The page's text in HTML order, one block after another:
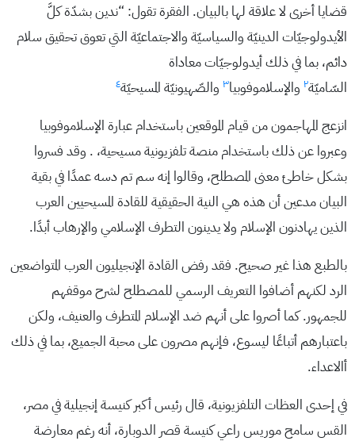
قضايا أخرى لا علاقة لها بالبيان. الفقرة تقول: “ندين بشدّة كلَّ
الأيدولوجيّات الدينيّة والسياسيّة والاجتماعيّة التي تعوق تحقيق سلام
دائم، بما في ذلك أيدولوجيّات معاداة
السّاميّة٢ والإسلاموفوبيا٣ والصّهيونيّة المسيحيّة٤
انزعج المهاجمون من قيام الموقعين باستخدام عبارة الإسلاموفوبيا
وعبروا عن ذلك باستخدام منصة تلفزيونية مسيحية، . وقد فسروا
بشكل خاطئ معنى المصطلح، وقالوا إنه سم تم دسه عمدًا في بقية
البيان مدعين أن هذه هي النية الحقيقية للقادة المسيحيين العرب
الذين يهادنون الإسلام ولا يدينون التطرف الإسلامي والإرهاب أبدًا.
بالطبع هذا غير صحيح. فقد رفض القادة الإنجيليون العرب المتواضعين
الرد لكنهم أضافوا التعريف الرسمي للمصطلح لشرح موقفهم
للجمهور. كما أصروا على أنهم ضد الإسلام المتطرف والعنيف، ولكن
باعتبارهم أتباعًا ليسوع، فإنهم مصرون على محبة الجميع، بما في ذلك
أالاعداء.
في إحدى العظات التلفزيونية، قال رئيس أكبر كنيسة إنجيلية في مصر،
القس سامح موريس راعي كنيسة قصر الدوبارة، أنه رغم معارضة